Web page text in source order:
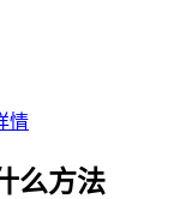
情
么方法